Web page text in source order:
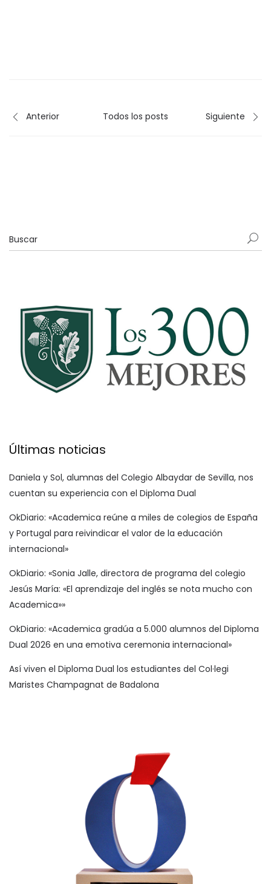
Anterior Todos los posts Siguiente
Últimas noticias
Daniela y Sol, alumnas del Colegio Albaydar de Sevilla, nos
cuentan su experiencia con el Diploma Dual
OkDiario: «Academica reúne a miles de colegios de España
y Portugal para reivindicar el valor de la educación
internacional»
OkDiario: «Sonia Jalle, directora de programa del colegio
Jesús María: «El aprendizaje del inglés se nota mucho con
Academica»»
OkDiario: «Academica gradúa a 5.000 alumnos del Diploma
Dual 2026 en una emotiva ceremonia internacional»
Así viven el Diploma Dual los estudiantes del Col·legi
Maristes Champagnat de Badalona